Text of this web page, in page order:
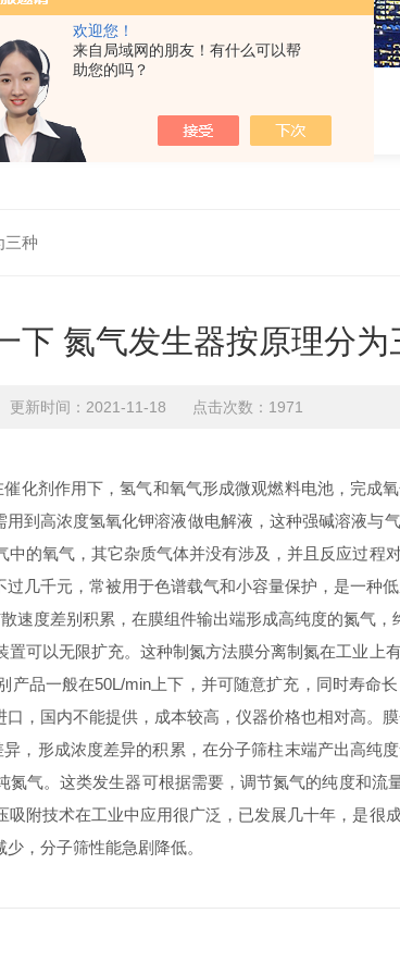
欢迎您！
来自局域网的朋友！有什么可以帮
助您的吗？
三种
下 氮气发生器按原理分为
更新时间：2021-11-18 点击次数：1971
化剂作用下，氢气和氧气形成微观燃料电池，完成
到高浓度氢氧化钾溶液做电解液，这种强碱溶液与
的氧气，其它杂质气体并没有涉及，并且反应过程
几千元，常被用于色谱载气和小容量保护，是一种
速度差别积累，在膜组件输出端形成高纯度的氮气
可以无限扩充。这种制氮方法膜分离制氮在工业上
品一般在50L/min上下，并可随意扩充，同时寿命
，国内不能提供，成本较高，仪器价格也相对高
，形成浓度差异的积累，在分子筛柱末端产出高纯
气。这类发生器可根据需要，调节氮气的纯度和流
附技术在工业中应用很广泛，已发展几十年，是很
，分子筛性能急剧降低。